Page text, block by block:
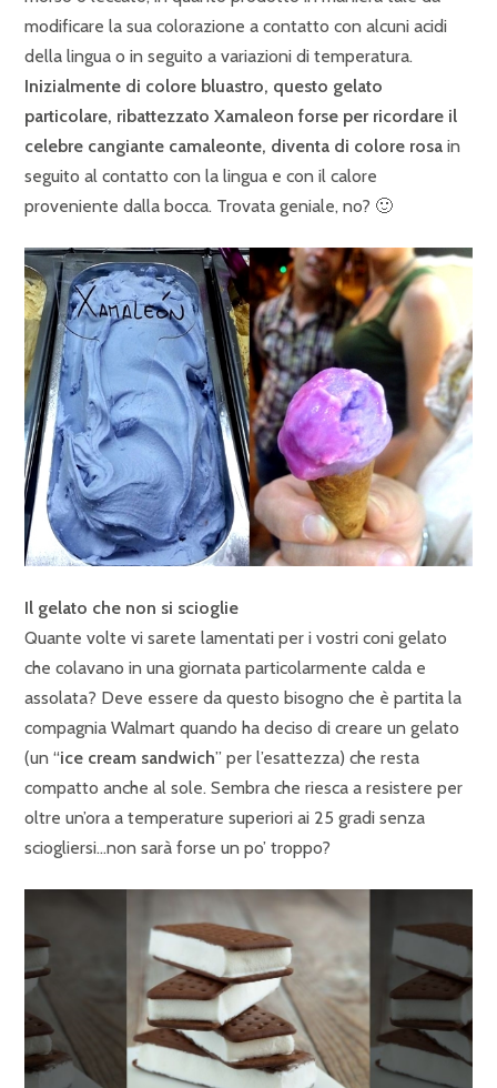
modificare la sua colorazione a contatto con alcuni acidi
della lingua o in seguito a variazioni di temperatura.
Inizialmente di colore bluastro, questo gelato
particolare, ribattezzato Xamaleon forse per ricordare il
celebre cangiante camaleonte, diventa di colore rosa in
seguito al contatto con la lingua e con il calore
proveniente dalla bocca. Trovata geniale, no? 🙂
Il gelato che non si scioglie
Quante volte vi sarete lamentati per i vostri coni gelato
che colavano in una giornata particolarmente calda e
assolata? Deve essere da questo bisogno che è partita la
compagnia Walmart quando ha deciso di creare un gelato
(un “ice cream sandwich” per l’esattezza) che resta
compatto anche al sole. Sembra che riesca a resistere per
oltre un’ora a temperature superiori ai 25 gradi senza
sciogliersi…non sarà forse un po’ troppo?